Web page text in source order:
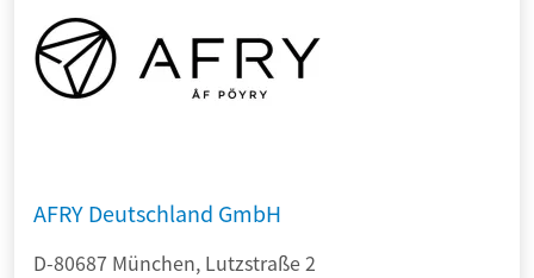
AFRY Deutschland GmbH
D-80687 München, Lutzstraße 2